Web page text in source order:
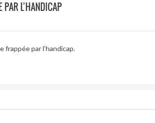
PAR L’HANDICAP
frappée par l’handicap.